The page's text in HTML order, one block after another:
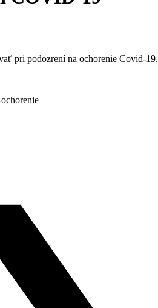
pri podozrení na ochorenie Covid-19.